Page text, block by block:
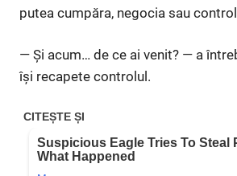
putea cumpăra, negocia sau
— Și acum… de ce ai venit? — a
își recapete controlul.